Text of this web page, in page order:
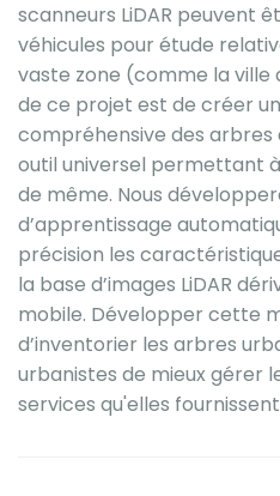
scanneurs LiDAR peuvent
véhicules pour étude
vaste zone (comme la ville
de ce projet est de créer
compréhensive des arbres
outil universel permettant
de même. Nous
d’apprentissage
précision les
la base d’images LiDAR
mobile. Développer cette
d’inventorier les arbres
urbanistes de mieux gérer
services qu'elles